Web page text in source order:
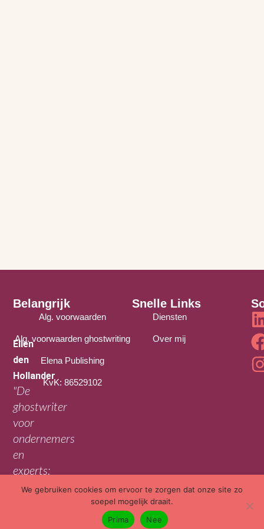
Ellen
den
Hollander
"De
ghostwriter
voor
ondernemers
en
experts:
jouw
Snelle Links
Diensten
Over mij
Belangrijk
Alg. voorwaarden
Alg. voorwaarden ghostwriting
Elena Publishing
KvK: 86529102
We gebruiken cookies om ervoor te zorgen dat onze site zo
soepel mogelijk draait.
Prima
Nee